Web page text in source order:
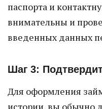
паспорта и
внимательны и
введенных данных
Шаг 3:
Для оформления
истории, вы обычно